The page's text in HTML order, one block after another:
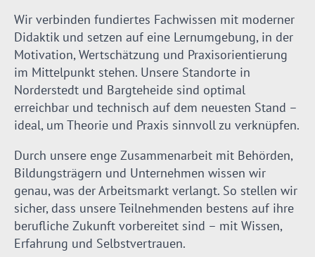
Wir verbinden fundiertes Fachwissen mit moderner
Didaktik und setzen auf eine Lernumgebung, in der
Motivation, Wertschätzung und Praxisorientierung
im Mittelpunkt stehen. Unsere Standorte in
Norderstedt und Bargteheide sind optimal
erreichbar und technisch auf dem neuesten Stand –
ideal, um Theorie und Praxis sinnvoll zu verknüpfen.
Durch unsere enge Zusammenarbeit mit Behörden,
Bildungsträgern und Unternehmen wissen wir
genau, was der Arbeitsmarkt verlangt. So stellen wir
sicher, dass unsere Teilnehmenden bestens auf ihre
berufliche Zukunft vorbereitet sind – mit Wissen,
Erfahrung und Selbstvertrauen.